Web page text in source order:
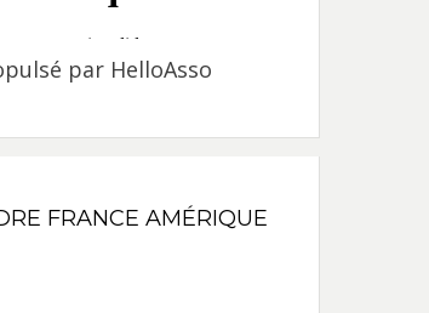
par HelloAsso
FRANCE AMÉRIQUE